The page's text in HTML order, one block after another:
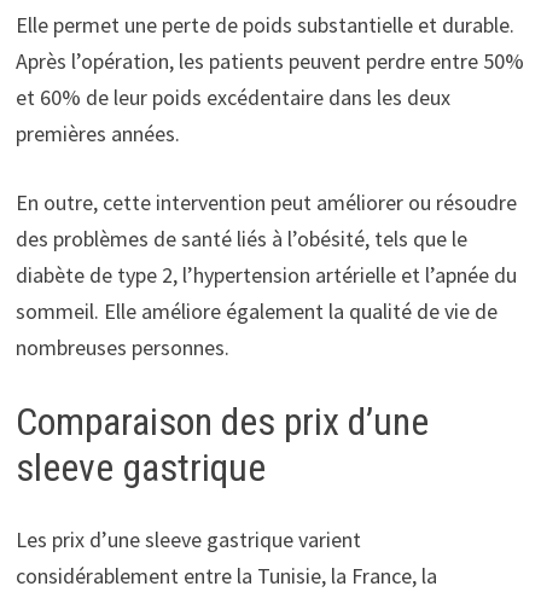
Elle permet une perte de poids substantielle et durable.
Après l’opération, les patients peuvent perdre entre 50%
et 60% de leur poids excédentaire dans les deux
premières années.
En outre, cette intervention peut améliorer ou résoudre
des problèmes de santé liés à l’obésité, tels que le
diabète de type 2, l’hypertension artérielle et l’apnée du
sommeil. Elle améliore également la qualité de vie de
nombreuses personnes.
Comparaison des prix d’une
sleeve gastrique
Les prix d’une sleeve gastrique varient
considérablement entre la Tunisie, la France, la